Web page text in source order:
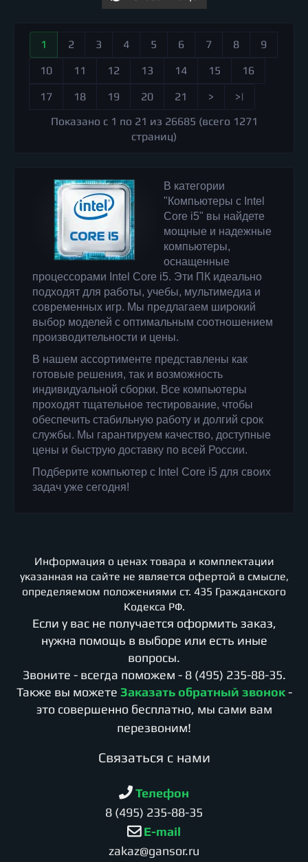
1 2 3 4 5 6 7 8
9
10
11 12 13 14 15
16
17
18 19 20 21 >
>|
Показано с 1 по 21 из 26685 (всего 1271
страниц)
В категории
"Компьютеры с Intel
Core i5" вы найдете
мощные и надежные
компьютеры,
оснащенные
процессорами Intel Core i5. Эти ПК идеально
подходят для работы, учебы, мультимедиа и
современных игр. Мы предлагаем широкий
выбор моделей с оптимальным соотношением
производительности и цены.
В нашем ассортименте представлены как
готовые решения, так и возможность
индивидуальной сборки. Все компьютеры
проходят тщательное тестирование, чтобы
обеспечить стабильную работу и долгий срок
службы. Мы гарантируем качество, доступные
цены и быструю доставку по всей России.
Подберите компьютер с Intel Core i5 для своих
задач уже сегодня!
Информация о ценах товара и комплектации
указанная на сайте не является офертой в смысле,
определяемом положениями ст. 435 Гражданского
Кодекса РФ.
Если у вас не получается оформить заказ,
нужна помощь в выборе или есть иные
вопросы.
Звоните - всегда поможем - 8 (495) 235-88-35.
Также вы можете Заказать обратный звонок -
это совершенно бесплатно, мы сами вам
перезвоним!
Cвязаться с нами
Телефон
8 (495) 235-88-35
E-mail
zakaz@gansor.ru